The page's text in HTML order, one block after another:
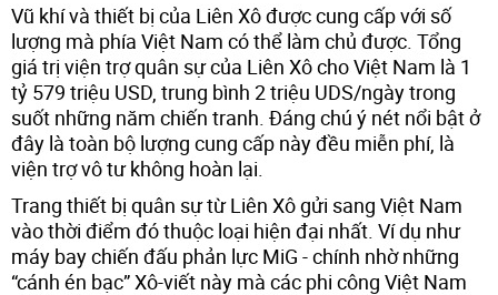
Vũ khí và thiết bị của Liên Xô được cung cấp với số
lượng mà phía Việt Nam có thể làm chủ được. Tổng
giá trị viện trợ quân sự của Liên Xô cho Việt Nam là 1
tỷ 579 triệu USD, trung bình 2 triệu UDS/ngày trong
suốt những năm chiến tranh. Đáng chú ý nét nổi bật ở
đây là toàn bộ lượng cung cấp này đều miễn phí, là
viện trợ vô tư không hoàn lại.
Trang thiết bị quân sự từ Liên Xô gửi sang Việt Nam
vào thời điểm đó thuộc loại hiện đại nhất. Ví dụ như
máy bay chiến đấu phản lực MiG - chính nhờ những
“cánh én bạc” Xô-viết này mà các phi công Việt Nam